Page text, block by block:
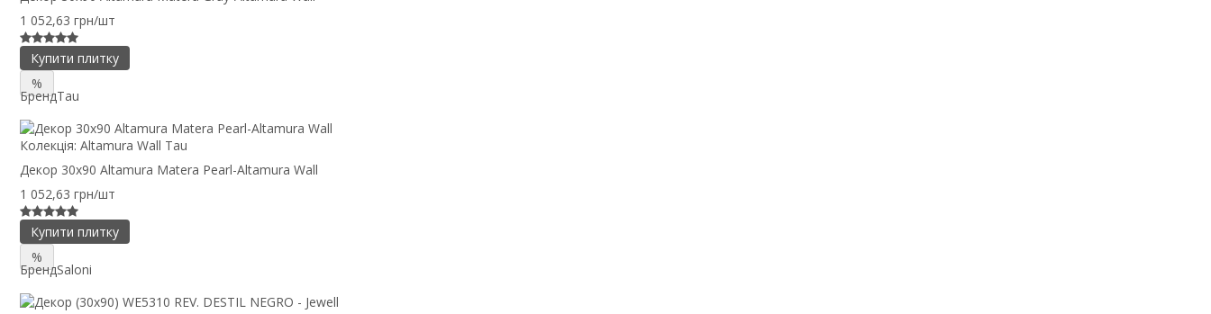
1 052,63 грн/шт
Купити плитку
%
БрендTau
Колекція: Altamura Wall Tau
Декор 30x90 Altamura Matera Pearl-Altamura Wall
1 052,63 грн/шт
Купити плитку
%
БрендSaloni